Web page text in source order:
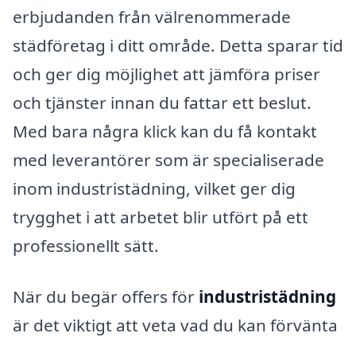
erbjudanden från välrenommerade
städföretag i ditt område. Detta sparar tid
och ger dig möjlighet att jämföra priser
och tjänster innan du fattar ett beslut.
Med bara några klick kan du få kontakt
med leverantörer som är specialiserade
inom industristädning, vilket ger dig
trygghet i att arbetet blir utfört på ett
professionellt sätt.
När du begär offers för industristädning
är det viktigt att veta vad du kan förvänta